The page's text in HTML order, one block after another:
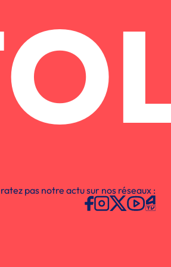
pas notre actu sur nos réseaux :